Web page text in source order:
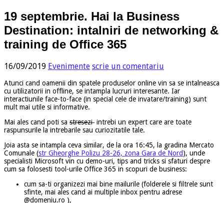
19 septembrie. Hai la Business
Destination: intalniri de networking &
training de Office 365
16/09/2019 Evenimente scrie un comentariu
Atunci cand oamenii din spatele produselor online vin sa se intalneasca
cu utilizatorii in offline, se intampla lucruri interesante. Iar
interactiunile face-to-face (in special cele de invatare/training) sunt
mult mai utile si informative.
Mai ales cand poti sa stresezi intrebi un expert care are toate
raspunsurile la intrebarile sau curiozitatile tale.
Joia asta se intampla ceva similar, de la ora 16:45, la gradina Mercato
Comunale (str Gheorghe Polizu 28-26, zona Gara de Nord), unde
specialisti Microsoft vin cu demo-uri, tips and tricks si sfaturi despre
cum sa folosesti tool-urile Office 365 in scopuri de business:
cum sa-ti organizezi mai bine mailurile (folderele si filtrele sunt
sfinte, mai ales cand ai multiple inbox pentru adrese
@domeniu.ro ),